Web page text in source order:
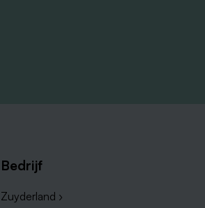
Bedrijf
Zuyderland ›